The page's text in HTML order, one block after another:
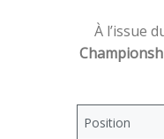
À l’issue
Position